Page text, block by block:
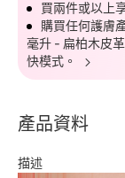
買兩件或以上
購買任何護膚
毫升 - 扁柏木皮
快模式。
產品資料
描述